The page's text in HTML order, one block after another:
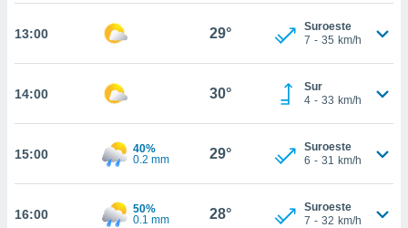
se
Puedes
web a
13:00 29°
Suroeste
7 - 35 km/h
14:00 30°
Sur
4 - 33 km/h
15:00
40%
0.2 mm
29°
Suroeste
6 - 31 km/h
16:00
50%
0.1 mm
28°
Suroeste
7 - 32 km/h